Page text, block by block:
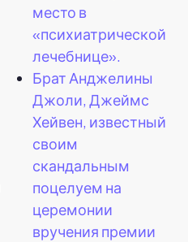
место в
«психиатрической
лечебнице».
Брат Анджелины
Джоли, Джеймс
Хейвен, известный
своим
скандальным
поцелуем на
церемонии
вручения премии